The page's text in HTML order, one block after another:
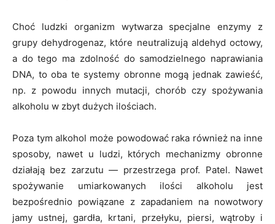
Choć ludzki organizm wytwarza specjalne enzymy z
grupy dehydrogenaz, które neutralizują aldehyd octowy,
a do tego ma zdolność do samodzielnego naprawiania
DNA, to oba te systemy obronne mogą jednak zawieść,
np. z powodu innych mutacji, chorób czy spożywania
alkoholu w zbyt dużych ilościach.
Poza tym alkohol może powodować raka również na inne
sposoby, nawet u ludzi, których mechanizmy obronne
działają bez zarzutu — przestrzega prof. Patel. Nawet
spożywanie umiarkowanych ilości alkoholu jest
bezpośrednio powiązane z zapadaniem na nowotwory
jamy ustnej, gardła, krtani, przełyku, piersi, wątroby i